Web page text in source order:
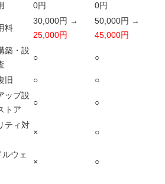
0円 0円
料
30,000円 →
25,000円
50,000円 →
45,000円
築・設
○ ○
旧 ○
○
ップ設
トア
○ ○
ティ対
× ○
ウェ
× ○